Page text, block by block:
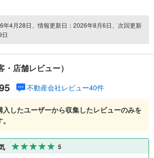
年4月28日、情報更新日：2026年8月6日、次回更新
店舗レビュー）
不動産会社レビュー40件
入したユーザーから収集したレビューのみを
5